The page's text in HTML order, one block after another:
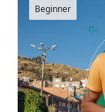
Beginner